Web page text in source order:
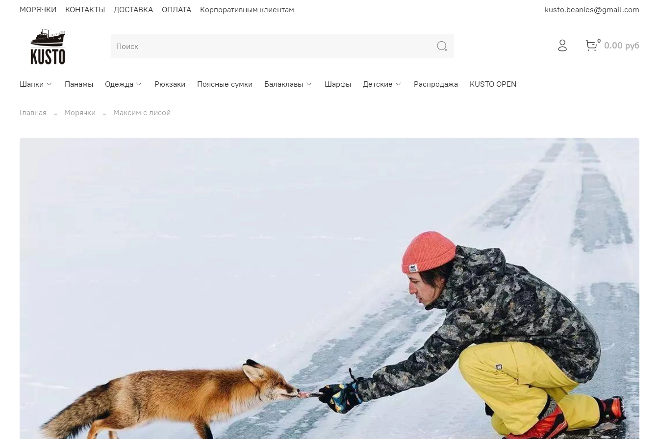
МОРЯЧКИ КОНТАКТЫ ДОСТАВКА ОПЛАТА Корпоративным клиентам kusto.beanies@gmail.com
0 0.00 руб
Шапки Панамы Одежда Рюкзаки Поясные сумки Балаклавы Шарфы Детские Распродажа KUSTO OPEN
Главная Морячки Максим с лисой